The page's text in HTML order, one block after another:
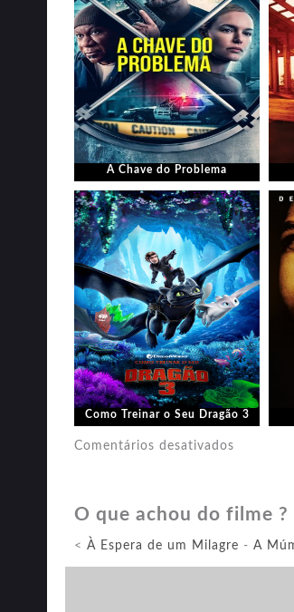
A Chave do Problema
Como Treinar o Seu Dragão 3
Comentários desativados
A
O que achou do filme ?
< À Espera de um Milagre - A